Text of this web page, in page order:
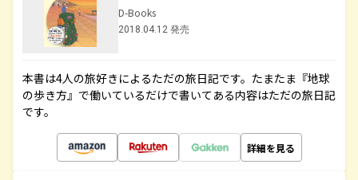
D-Books
2018.04.12 発売
本書は4人の旅好きによるただの旅日記です。たまたま『地球
の歩き方』で働いているだけで書いてある内容はただの旅日記
です。
詳細を見る